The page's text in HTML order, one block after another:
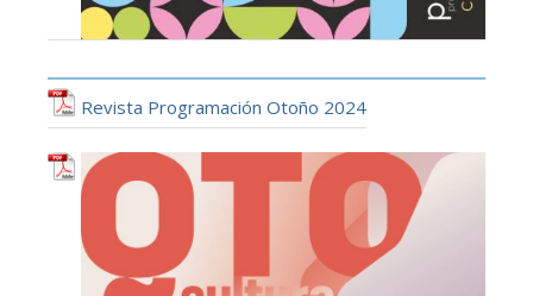
Revista Programación Otoño 2024